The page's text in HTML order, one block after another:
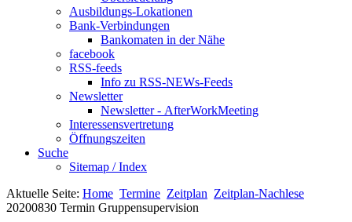
Ausbildungs-Lokationen
Bank-Verbindungen
Bankomaten in der Nähe
facebook
RSS-feeds
Info zu RSS-NEWs-Feeds
Newsletter
Newsletter - AfterWorkMeeting
Interessensvertretung
Öffnungszeiten
Suche
Sitemap / Index
Aktuelle Seite: Home Termine Zeitplan Zeitplan-Nachlese
20200830 Termin Gruppensupervision